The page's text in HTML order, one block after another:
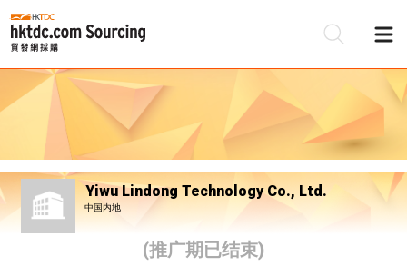
Yiwu Lindong Technology Co., Ltd.
中国内地
(推广期已结束)